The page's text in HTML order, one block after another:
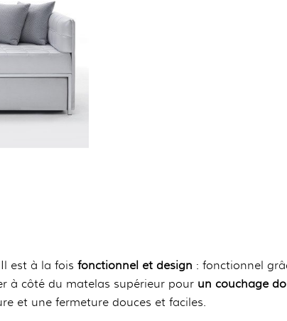
est à la fois fonctionnel et design : fonctionnel
à côté du matelas supérieur pour un couchage
et une fermeture douces et faciles.